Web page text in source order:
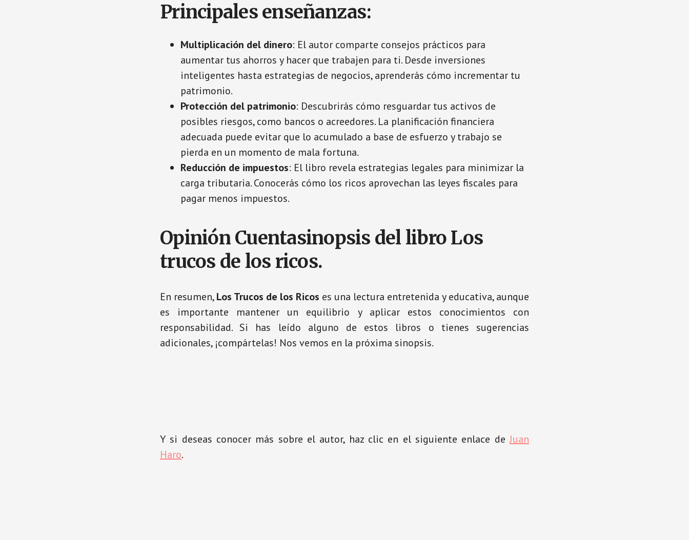
Principales enseñanzas:
Multiplicación del dinero: El autor comparte consejos prácticos para
aumentar tus ahorros y hacer que trabajen para ti. Desde inversiones
inteligentes hasta estrategias de negocios, aprenderás cómo incrementar tu
patrimonio.
Protección del patrimonio: Descubrirás cómo resguardar tus activos de
posibles riesgos, como bancos o acreedores. La planificación financiera
adecuada puede evitar que lo acumulado a base de esfuerzo y trabajo se
pierda en un momento de mala fortuna.
Reducción de impuestos: El libro revela estrategias legales para minimizar la
carga tributaria. Conocerás cómo los ricos aprovechan las leyes fiscales para
pagar menos impuestos.
Opinión Cuentasinopsis del libro Los
trucos de los ricos.
En resumen,Los Trucos de los Ricos es una lectura entretenida y educativa, aunque
es importante mantener un equilibrio y aplicar estos conocimientos con
responsabilidad. Si has leído alguno de estos libros o tienes sugerencias
adicionales, ¡compártelas! Nos vemos en la próxima sinopsis.
Y si deseas conocer más sobre el autor, haz clic en el siguiente enlace deJuan
Haro.